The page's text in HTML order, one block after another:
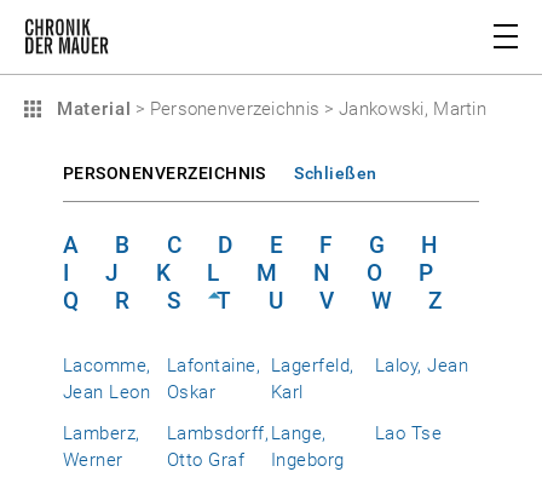
Material > Personenverzeichnis > Jankowski, Martin
PERSONENVERZEICHNIS Schließen
A B C D E F G
H
I
J K L M N O
P
Q
R S T U V W Z
Lacomme,
Jean Leon
Lafontaine,
Oskar
Lagerfeld,
Karl
Laloy, Jean
Lamberz,
Werner
Lambsdorff,
Otto Graf
Lange,
Ingeborg
Lao Tse